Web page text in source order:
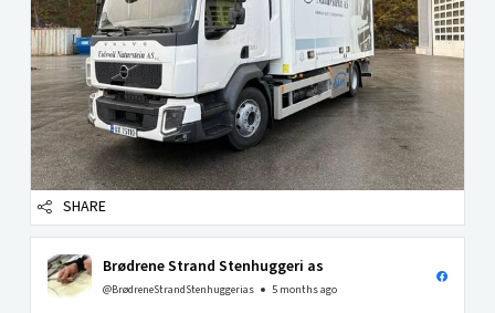
SHARE
Brødrene Strand Stenhuggeri as
@BrødreneStrandStenhuggerias 5 months ago